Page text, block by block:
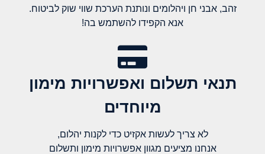
זהב, אבני חן ויהלומים ונותנת הערכת שווי שוק לביטוח.
אנא הקפידו להשתמש בה!
תנאי תשלום ואפשרויות מימון
מיוחדים
לא צריך לעשות אקזיט כדי לקנות יהלום,
אנחנו מציעים מגוון אפשרויות מימון ותשלום